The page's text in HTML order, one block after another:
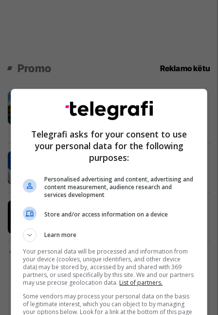
Promo Reklamo këtu
Resort & Spa dhe Fafa Aqua Palace
Resort & Spa
Fafa Resort
"Padel Fest 2026", festivali më i
Padel Zone Prishtina
insekteve
Paketat Diagnostike Gjinekologjike
në United Hospital
United Hospital
Telegrafi asks for your consent to use
your personal data for the following
purposes:
Personalised advertising and content, advertising and
content measurement, audience research and
services development
Store and/or access information on a device
Learn more
Your personal data will be processed and information from
your device (cookies, unique identifiers, and other device
data) may be stored by, accessed by and shared with 369
partners, or used specifically by this site. We and our partners
may use precise geolocation data. List of partners.
Some vendors may process your personal data on the basis
of legitimate interest, which you can object to by managing
your options below. Look for a link at the bottom of this page